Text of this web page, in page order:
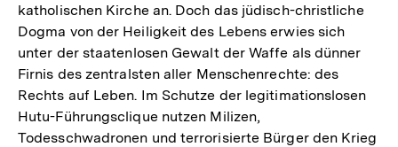
katholischen Kirche an. Doch das jüdisch-christliche
Dogma von der Heiligkeit des Lebens erwies sich
unter der staatenlosen Gewalt der Waffe als dünner
Firnis des zentralsten aller Menschenrechte: des
Rechts auf Leben. Im Schutze der legitimationslosen
Hutu-Führungsclique nutzen Milizen,
Todesschwadronen und terrorisierte Bürger den Krieg